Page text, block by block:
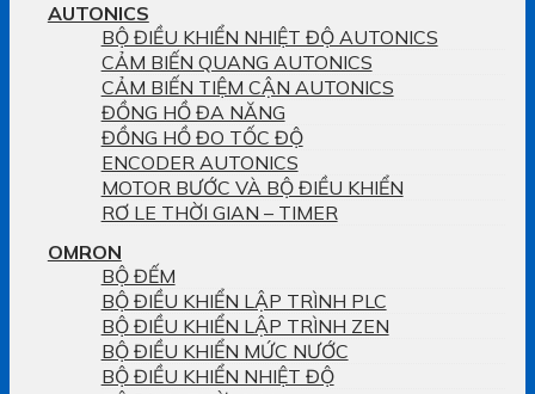
AUTONICS
BỘ ĐIỀU KHIỂN NHIỆT ĐỘ AUTONICS
CẢM BIẾN QUANG AUTONICS
CẢM BIẾN TIỆM CẬN AUTONICS
ĐỒNG HỒ ĐA NĂNG
ĐỒNG HỒ ĐO TỐC ĐỘ
ENCODER AUTONICS
MOTOR BƯỚC VÀ BỘ ĐIỀU KHIỂN
RƠ LE THỜI GIAN – TIMER
OMRON
BỘ ĐẾM
BỘ ĐIỀU KHIỂN LẬP TRÌNH PLC
BỘ ĐIỀU KHIỂN LẬP TRÌNH ZEN
BỘ ĐIỀU KHIỂN MỨC NƯỚC
BỘ ĐIỀU KHIỂN NHIỆT ĐỘ